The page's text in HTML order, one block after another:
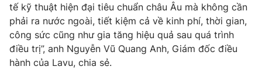
tế kỹ thuật hiện đại tiêu chuẩn châu Âu mà không cần
phải ra nước ngoài, tiết kiệm cả về kinh phí, thời gian,
công sức cũng như gia tăng hiệu quả sau quá trình
điều trị”, anh Nguyễn Vũ Quang Anh, Giám đốc điều
hành của Lavu, chia sẻ.